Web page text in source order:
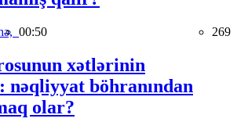
00:50 269
xətlərinin
nəqliyyat böhranından
olar?